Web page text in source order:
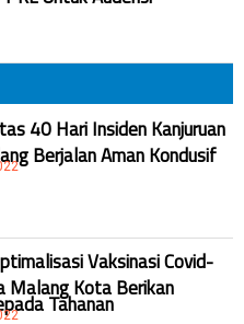
40 Hari Insiden Kanjuruan
Berjalan Aman Kondusif
Vaksinasi Covid-
Malang Kota Berikan
Tahanan